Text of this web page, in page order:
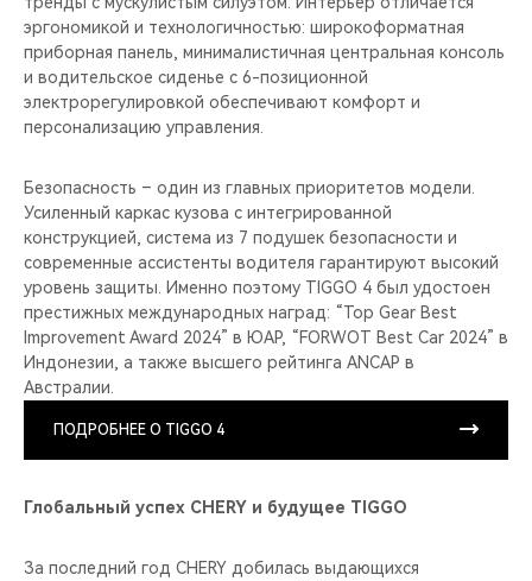
эргономикой и технологичностью: широкоформатная
приборная панель, минималистичная центральная консоль
и водительское сиденье с 6-позиционной
электрорегулировкой обеспечивают комфорт и
персонализацию управления.
Безопасность – один из главных приоритетов модели.
Усиленный каркас кузова с интегрированной
конструкцией, система из 7 подушек безопасности и
современные ассистенты водителя гарантируют высокий
уровень защиты. Именно поэтому TIGGO 4 был удостоен
престижных международных наград: “Top Gear Best
Improvement Award 2024” в ЮАР, “FORWOT Best Car 2024” в
Индонезии, а также высшего рейтинга ANCAP в
Австралии.
ПОДРОБНЕЕ О TIGGO 4
Глобальный успех CHERY и будущее TIGGO
За последний год CHERY добилась выдающихся